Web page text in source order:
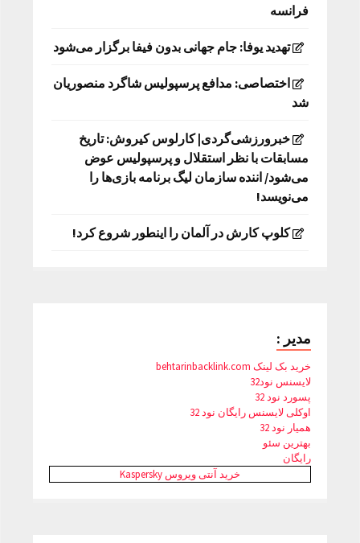
فرانسه
تهدید یوفا: جام جهانی بدون فیفا برگزار می‌شود
اختصاصی: مدافع پرسپولیس شاگرد منصوریان
شد
خبرورزشی‌گردی| کارلوس کیروش: تاریخ
مسابقات با نظر استقلال و پرسپولیس عوض
می‌شود/ اننده سازمان لیگ برنامه بازی‌ها را
می‌نویسد!
کلوپ کارش در آلمان را اینطور شروع کرد!
مدیر :
خرید بک لینک behtarinbacklink.com
لایسنس نود32
پسورد نود 32
اوکلی لایسنس رایگان نود 32
همیار نود 32
بهترین سئو
رایگان
خرید آنتی ویروس Kaspersky